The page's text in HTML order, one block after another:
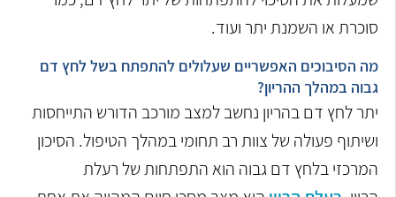
סוכרת או השמנת יתר ועוד.
מה הסיבוכים האפשריים שעלולים להתפתח בשל לחץ דם
גבוה במהלך ההריון?
יתר לחץ דם בהריון נחשב למצב מורכב הדורש התייחסות
ושיתוף פעולה של צוות רב תחומי במהלך הטיפול. הסיכון
המרכזי בלחץ דם גבוה הוא התפתחות של רעלת